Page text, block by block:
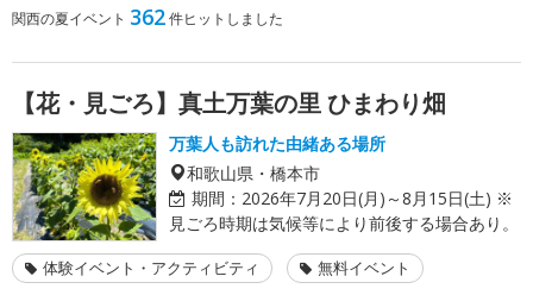
関西の夏イベント 362件ヒットしました
【花・見ごろ】真土万葉の里 ひまわり畑
万葉人も訪れた由緒ある場所
和歌山県・橋本市
期間： 2026年7月20日(月)～8月15日(土) ※
見ごろ時期は気候等により前後する場合あり。
体験イベント・アクティビティ 無料イベント